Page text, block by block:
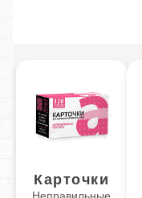
Карточки
Неправильные